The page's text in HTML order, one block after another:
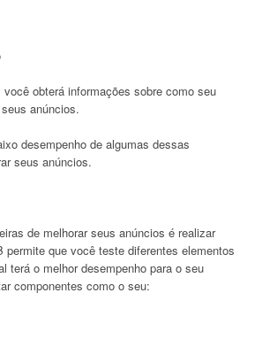
obterá informações sobre como seu
anúncios.
desempenho de algumas dessas
seus anúncios.
de melhorar seus anúncios é realizar
que você teste diferentes elementos
terá o melhor desempenho para o seu
componentes como o seu: